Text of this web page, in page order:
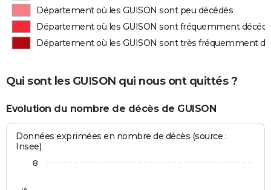
Département où les GUISON sont peu décédés
Département où les GUISON sont fréquemment
Département où les GUISON sont très fréquemment
Qui sont les GUISON qui nous ont quittés ?
Evolution du nombre de décès de GUISON
Données exprimées en nombre de décès (source :
Insee)
8